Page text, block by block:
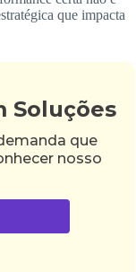
que impacta
Soluções
que
nosso